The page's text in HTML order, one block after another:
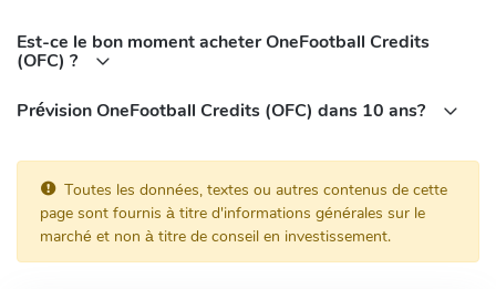
Est-ce le bon moment acheter OneFootball Credits
(OFC) ?
Prévision OneFootball Credits (OFC) dans 10 ans?
Toutes les données, textes ou autres contenus de cette
page sont fournis à titre d'informations générales sur le
marché et non à titre de conseil en investissement.